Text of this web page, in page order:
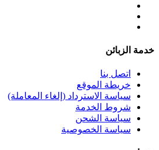
خدمة الزبائن
اتصل بنا
خريطة الموقع
سياسة الاسترداد (إلغاء المعاملة)
شروط الخدمة
سياسة الشحن
سياسة الخصوصية